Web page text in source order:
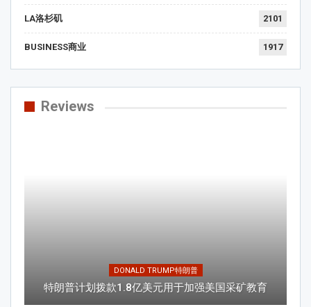
LA洛杉矶 2101
BUSINESS商业 1917
Reviews
DONALD TRUMP特朗普
特朗普计划拨款1.8亿美元用于加强美国采矿教育